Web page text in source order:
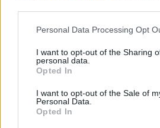
Personal Data Processing Opt
I want to opt-out of the Sharing
personal data.
Opted In
I want to opt-out of the Sale of
Personal Data.
Opted In